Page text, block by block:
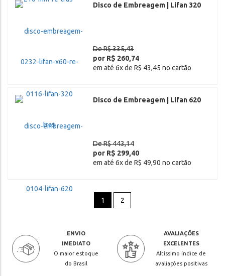
Disco de Embreagem | Lifan 320
De R$ 335,43
por R$ 260,74
em até 6x de R$ 43,45 no cartão
Disco de Embreagem | Lifan 620
De R$ 443,14
por R$ 299,40
em até 6x de R$ 49,90 no cartão
1 2
ENVIO
IMEDIATO
O maior estoque
do Brasil
AVALIAÇÕES
EXCELENTES
Altíssimo índice de
avaliações positivas